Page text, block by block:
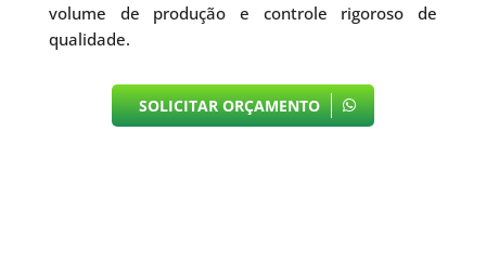
volume de produção e controle rigoroso de
qualidade.
SOLICITAR ORÇAMENTO